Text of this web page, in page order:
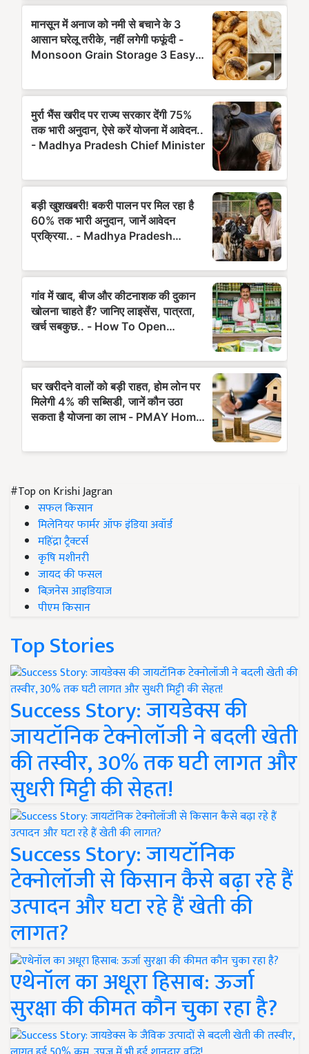
#Top on Krishi Jagran
सफल किसान
मिलेनियर फार्मर ऑफ इंडिया अवॉर्ड
महिंद्रा ट्रैक्टर्स
कृषि मशीनरी
जायद की फसल
बिज़नेस आइडियाज
पीएम किसान
Top Stories
Success Story: जायडेक्स की
जायटॉनिक टेक्नोलॉजी ने बदली खेती
की तस्वीर, 30% तक घटी लागत और
सुधरी मिट्टी की सेहत!
Success Story: जायटॉनिक
टेक्नोलॉजी से किसान कैसे बढ़ा रहे हैं
उत्पादन और घटा रहे हैं खेती की
लागत?
एथेनॉल का अधूरा हिसाब: ऊर्जा
सुरक्षा की कीमत कौन चुका रहा है?